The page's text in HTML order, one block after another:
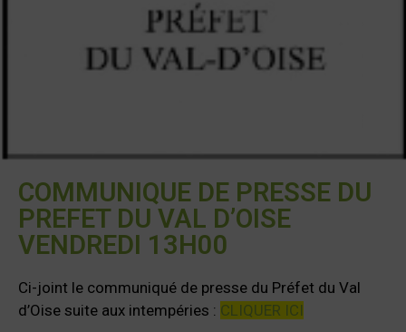
COMMUNIQUE DE PRESSE DU
PREFET DU VAL D’OISE
VENDREDI 13H00
Ci-joint le communiqué de presse du Préfet du Val
d’Oise suite aux intempéries : CLIQUER ICI